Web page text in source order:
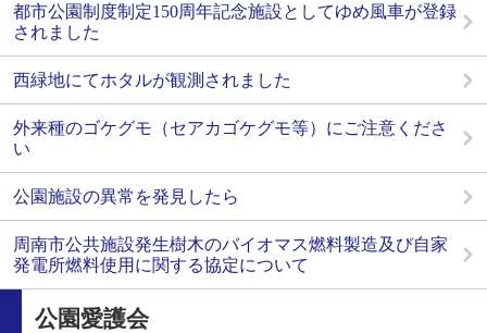
都市公園制度制定150周年記念施設としてゆめ風車が登録
されました
西緑地にてホタルが観測されました
外来種のゴケグモ（セアカゴケグモ等）にご注意くださ
い
公園施設の異常を発見したら
周南市公共施設発生樹木のバイオマス燃料製造及び自家
発電所燃料使用に関する協定について
公園愛護会